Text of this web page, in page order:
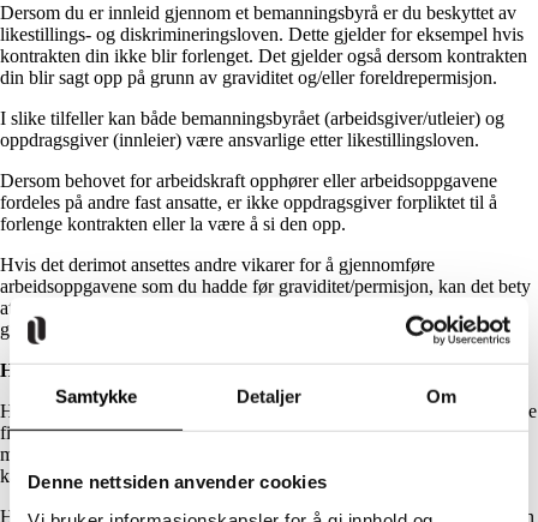
Samtykke Detaljer Om
Denne nettsiden anvender cookies
Dersom du er innleid gjennom et bemanningsbyrå er du beskyttet av
likestillings- og diskrimineringsloven. Dette gjelder for eksempel hvis
kontrakten din ikke blir forlenget. Det gjelder også dersom kontrakten
din blir sagt opp på grunn av graviditet og/eller foreldrepermisjon.
I slike tilfeller kan både bemanningsbyrået (arbeidsgiver/utleier) og
oppdragsgiver (innleier) være ansvarlige etter likestillingsloven.
Dersom behovet for arbeidskraft opphører eller arbeidsoppgavene
fordeles på andre fast ansatte, er ikke oppdragsgiver forpliktet til å
forlenge kontrakten eller la være å si den opp.
Hvis det derimot ansettes andre vikarer for å gjennomføre
arbeidsoppgavene som du hadde før graviditet/permisjon, kan det bety
at du har blitt forskjellsbehandlet på grunn av
graviditet/foreldrepermisjon. Det er ulovlig.
Hva gjør jeg nå?
Hvis du vet at graviditet eller foreldrepermisjon er årsaken til at du ikke
fikk jobben, ta kontakt med oss eller fagforeningen din så raskt som
mulig. Når arbeidsgiver har inngått arbeidsavtale med en annen søker,
kan ikke du få stillingen selv om du har blitt diskriminert.
Hvis du ikke vet hva som er årsaken, kan du starte med om å be om en